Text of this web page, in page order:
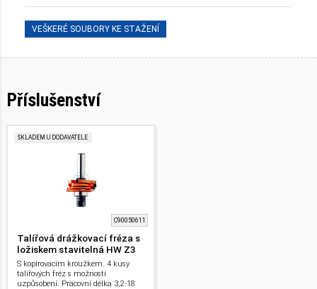
VEŠKERÉ SOUBORY KE STAŽENÍ
Příslušenství
SKLADEM U DODAVATELE
C90050611
Talířová drážkovací fréza s
ložiskem stavitelná HW Z3
C900 D47,6 t3,2-18 H12,8
S12
S kopírovacím kroužkem. 4 kusy
talířových fréz s možností
uzpůsobení. Pracovní délka 3,2-18